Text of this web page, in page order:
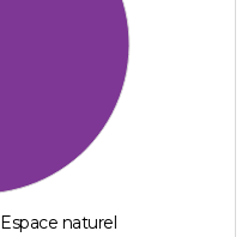
Espace naturel